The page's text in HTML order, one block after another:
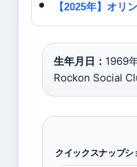
【2025年】オリ
生年月日： 1969
Rockon Social
クイックスナップシ